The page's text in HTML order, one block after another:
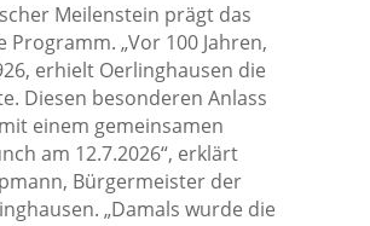
Meilenstein prägt das
Programm. „Vor 100 Jahren,
erhielt Oerlinghausen die
Diesen besonderen Anlass
einem gemeinsamen
am 12.7.2026“, erklärt
Bürgermeister der
„Damals wurde die